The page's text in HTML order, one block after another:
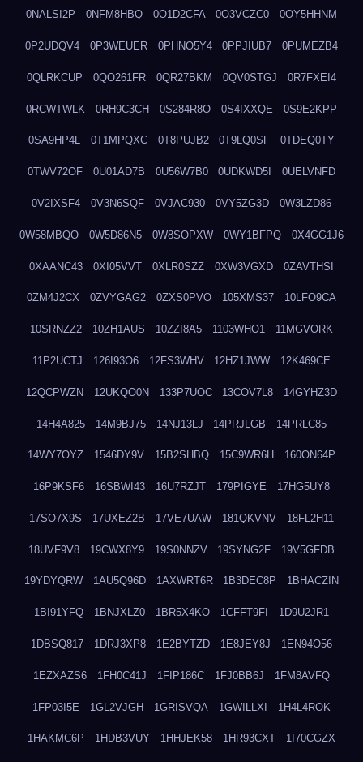
0NALSI2P 0NFM8HBQ 0O1D2CFA 0O3VCZC0 0OY5HHNM
0P2UDQV4 0P3WEUER 0PHNO5Y4 0PPJIUB7 0PUMEZB4
0QLRKCUP 0QO261FR 0QR27BKM 0QV0STGJ 0R7FXEI4
0RCWTWLK 0RH9C3CH 0S284R8O 0S4IXXQE 0S9E2KPP
0SA9HP4L 0T1MPQXC 0T8PUJB2 0T9LQ0SF 0TDEQ0TY
0TWV72OF 0U01AD7B 0U56W7B0 0UDKWD5I 0UELVNFD
0V2IXSF4 0V3N6SQF 0VJAC930 0VY5ZG3D 0W3LZD86
0W58MBQO 0W5D86N5 0W8SOPXW 0WY1BFPQ 0X4GG1J6
0XAANC43 0XI05VVT 0XLR0SZZ 0XW3VGXD 0ZAVTHSI
0ZM4J2CX 0ZVYGAG2 0ZXS0PVO 105XMS37 10LFO9CA
10SRNZZ2 10ZH1AUS 10ZZI8A5 1103WHO1 11MGVORK
11P2UCTJ 126I93O6 12FS3WHV 12HZ1JWW 12K469CE
12QCPWZN 12UKQO0N 133P7UOC 13COV7L8 14GYHZ3D
14H4A825 14M9BJ75 14NJ13LJ 14PRJLGB 14PRLC85
14WY7OYZ 1546DY9V 15B2SHBQ 15C9WR6H 160ON64P
16P9KSF6 16SBWI43 16U7RZJT 179PIGYE 17HG5UY8
17SO7X9S 17UXEZ2B 17VE7UAW 181QKVNV 18FL2H11
18UVF9V8 19CWX8Y9 19S0NNZV 19SYNG2F 19V5GFDB
19YDYQRW 1AU5Q96D 1AXWRT6R 1B3DEC8P 1BHACZIN
1BI91YFQ 1BNJXLZ0 1BR5X4KO 1CFFT9FI 1D9U2JR1
1DBSQ817 1DRJ3XP8 1E2BYTZD 1E8JEY8J 1EN94O56
1EZXAZS6 1FH0C41J 1FIP186C 1FJ0BB6J 1FM8AVFQ
1FP03I5E 1GL2VJGH 1GRISVQA 1GWILLXI 1H4L4ROK
1HAKMC6P 1HDB3VUY 1HHJEK58 1HR93CXT 1I70CGZX